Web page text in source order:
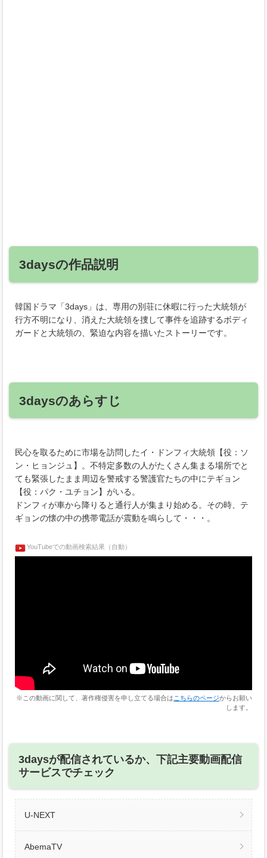
3daysの作品説明
韓国ドラマ「3days」は、専用の別荘に休暇に行った大統領が
行方不明になり、消えた大統領を捜して事件を追跡するボディ
ガードと大統領の、緊迫な内容を描いたストーリーです。
3daysのあらすじ
民心を取るために市場を訪問したイ・ドンフィ大統領【役：ソ
ン・ヒョンジュ】。不特定多数の人がたくさん集まる場所でと
ても緊張したまま周辺を警戒する警護官たちの中にテギョン
【役：パク・ユチョン】がいる。
ドンフィが車から降りると通行人が集まり始める。その時、テ
ギョンの懐の中の携帯電話が震動を鳴らして・・・。
YouTubeでの動画検索結果（自動）
※この動画に関して、著作権侵害を申し立てる場合は こちらのページからお願い
します。
3daysが配信されているか、下記主要動画配信
サービスでチェック
U-NEXT
AbemaTV